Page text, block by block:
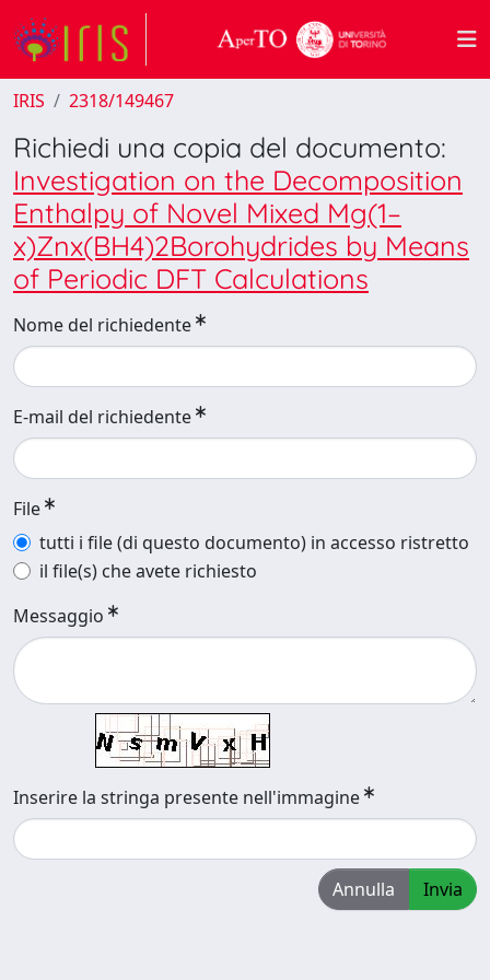
IRIS 2318/149467
Richiedi una copia del documento:
Investigation on the Decomposition
Enthalpy of Novel Mixed Mg(1–
x)Znx(BH4)2Borohydrides by Means
of Periodic DFT Calculations
Nome del richiedente
E-mail del richiedente
File
tutti i file (di questo documento) in accesso ristretto
il file(s) che avete richiesto
Messaggio
Inserire la stringa presente nell'immagine
Annulla Invia